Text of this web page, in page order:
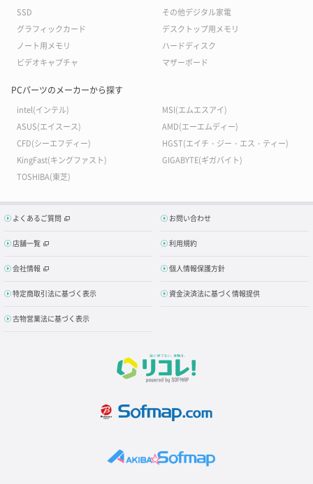
SSD
その他デジタル家電
グラフィックカード
デスクトップ用メモリ
ノート用メモリ
ハードディスク
ビデオキャプチャ
マザーボード
PCパーツのメーカーから探す
intel(インテル)
MSI(エムエスアイ)
ASUS(エイスース)
AMD(エーエムディー)
CFD(シーエフディー)
HGST(エイチ・ジー・エス・ティー)
KingFast(キングファスト)
GIGABYTE(ギガバイト)
TOSHIBA(東芝)
よくあるご質問 お問い合わせ
店舗一覧 利用規約
会社情報 個人情報保護方針
特定商取引法に基づく表示 資金決済法に基づく情報提供
古物営業法に基づく表示